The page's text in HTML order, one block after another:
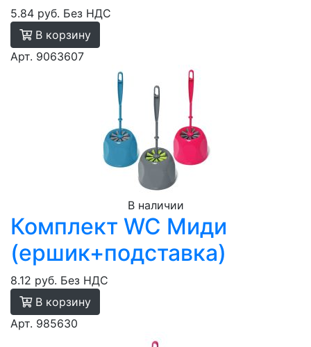
5.84 руб. Без НДС
В корзину
Арт. 9063607
В наличии
Комплект WC Миди
(ершик+подставка)
8.12 руб. Без НДС
В корзину
Арт. 985630